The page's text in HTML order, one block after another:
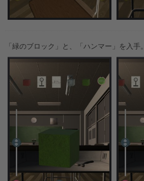
「緑のブロック」と、「ハンマー」を入手。